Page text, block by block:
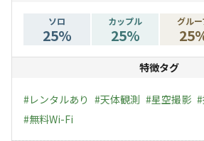
宿泊棟には電気が来ていません。
ソーラーパネルで照明を賄っています
トイレは、コンポストトイレ。下水
環境循環型の手作りバイオシステム
ソロ
25%
カップル
25%
グルー
25
特徴タグ
#レンタルあり #天体観測 #星空撮影 #
#無料Wi-Fi